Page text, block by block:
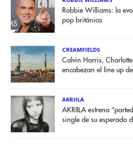
Robbie Williams: la
pop británico
CREAMFIELDS
Calvin Harris,
encabezan el line up
AKRIILA
AKRIILA estrena
single de su esperado